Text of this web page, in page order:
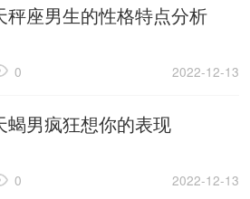
秤座男生的性格特点分析
2022-12-13
0
蝎男疯狂想你的表现
2022-12-13
0